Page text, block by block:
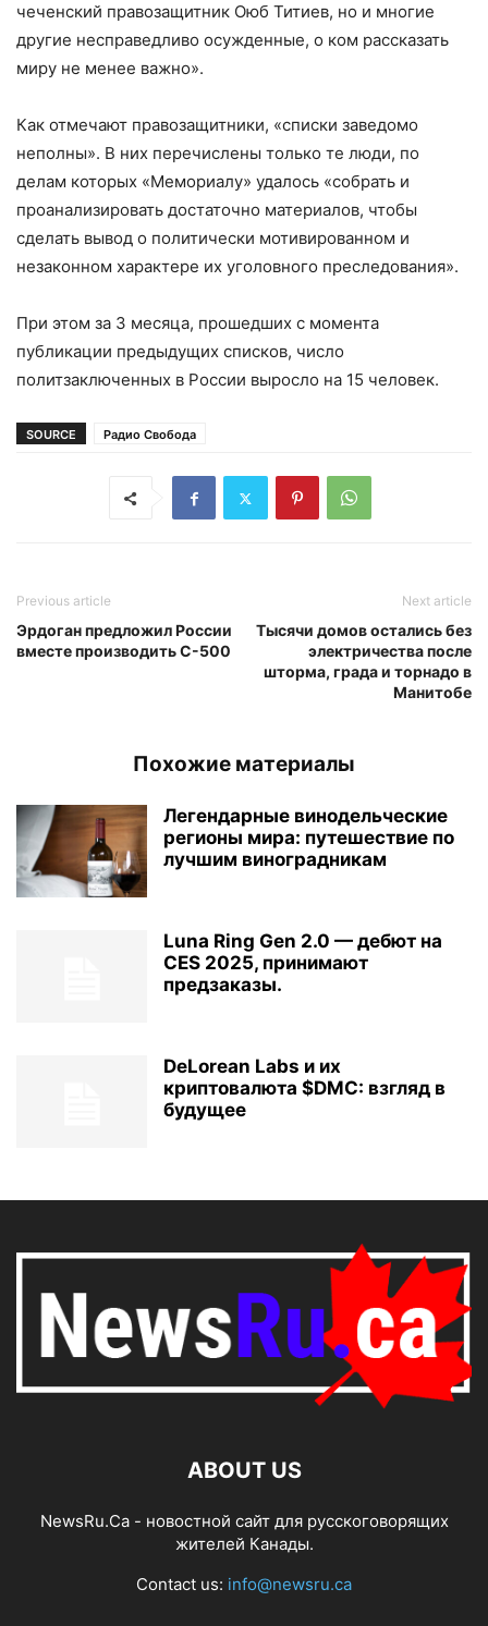
чеченский правозащитник Оюб Титиев, но и многие
другие несправедливо осужденные, о ком рассказать
миру не менее важно».
Как отмечают правозащитники, «списки заведомо
неполны». В них перечислены только те люди, по
делам которых «Мемориалу» удалось «собрать и
проанализировать достаточно материалов, чтобы
сделать вывод о политически мотивированном и
незаконном характере их уголовного преследования».
При этом за 3 месяца, прошедших с момента
публикации предыдущих списков, число
политзаключенных в России выросло на 15 человек.
SOURCE Радио Свобода
Previous article
Эрдоган предложил России
вместе производить С-500
Next article
Тысячи домов остались без
электричества после
шторма, града и торнадо в
Манитобе
Похожие материалы
Легендарные винодельческие
регионы мира: путешествие по
лучшим виноградникам
Luna Ring Gen 2.0 — дебют на
CES 2025, принимают
предзаказы.
DeLorean Labs и их
криптовалюта $DMC: взгляд в
будущее
ABOUT US
NewsRu.Ca - новостной сайт для русскоговорящих
жителей Канады.
Contact us: info@newsru.ca